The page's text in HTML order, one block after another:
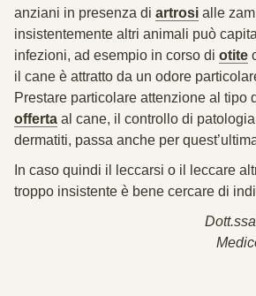
anziani in presenza di artrosi alle
insistentemente altri animali può
infezioni, ad esempio in corso di otite
il cane è attratto da un odore
Prestare particolare attenzione al tipo
offerta al cane, il controllo di
dermatiti, passa anche per
In caso quindi il leccarsi o il leccare
troppo insistente è bene cercare di